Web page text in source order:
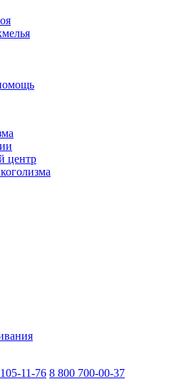
центр
11-76 8 800 700-00-37